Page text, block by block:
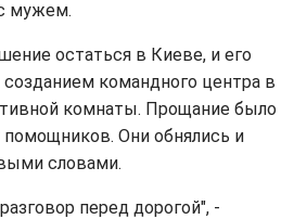
мужем.
остаться в Киеве, и его
командного центра в
комнаты. Прощание было
помощников. Они обнялись и
словами.
перед дорогой", -